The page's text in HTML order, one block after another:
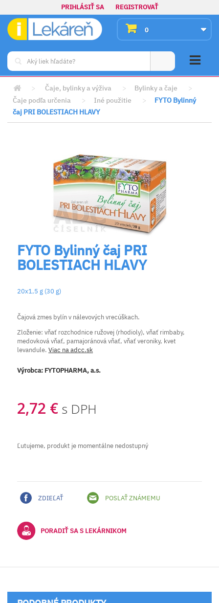
PRIHLÁSIŤ SA REGISTROVAŤ
0
> Čaje, bylinky a výživa > Bylinky a čaje
>
Čaje podľa určenia
> Iné použitie >
FYTO Bylinný
čaj PRI BOLESTIACH HLAVY
FYTO Bylinný čaj PRI
BOLESTIACH HLAVY
20x1,5 g (30 g)
Čajová zmes bylín v nálevových vrecúškach.
Zloženie: vňať rozchodnice ružovej (rhodioly), vňať rimbaby,
medovková vňať, pamajoránová vňať, vňať veroniky, kvet
levandule. Viac na adcc.sk
Výrobca: FYTOPHARMA, a.s.
2,72 € s DPH
Ľutujeme, produkt je momentálne nedostupný
ZDIEĽAŤ POSLAŤ ZNÁMEMU
PORADIŤ SA S LEKÁRNIKOM